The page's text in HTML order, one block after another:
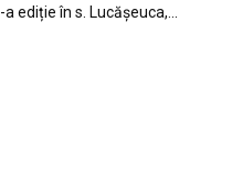
II-a ediție în s. Lucășeuca,...